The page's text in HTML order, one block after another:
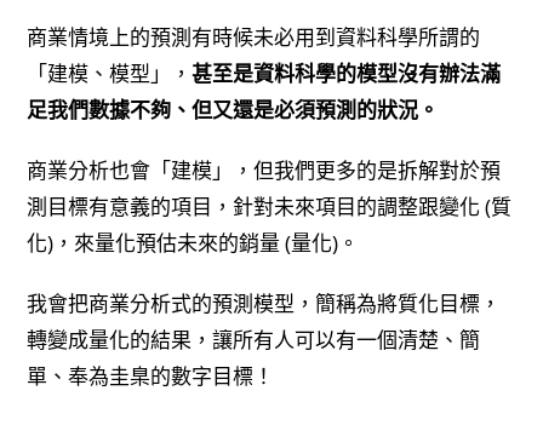
商業情境上的預測有時候未必用到資料科學所謂的
「建模、模型」，甚至是資料科學的模型沒有辦法滿
足我們數據不夠、但又還是必須預測的狀況。
商業分析也會「建模」，但我們更多的是拆解對於預
測目標有意義的項目，針對未來項目的調整跟變化 (質
化)，來量化預估未來的銷量 (量化)。
我會把商業分析式的預測模型，簡稱為將質化目標，
轉變成量化的結果，讓所有人可以有一個清楚、簡
單、奉為圭臬的數字目標！